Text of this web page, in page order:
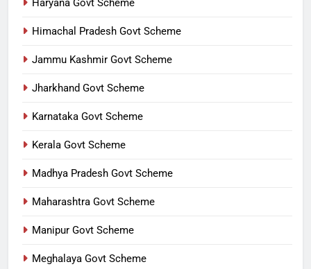
Himachal Pradesh Govt Scheme
Jammu Kashmir Govt Scheme
Jharkhand Govt Scheme
Karnataka Govt Scheme
Kerala Govt Scheme
Madhya Pradesh Govt Scheme
Maharashtra Govt Scheme
Manipur Govt Scheme
Meghalaya Govt Scheme